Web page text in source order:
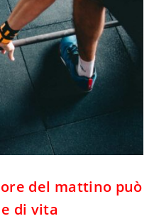
del mattino può
di vita